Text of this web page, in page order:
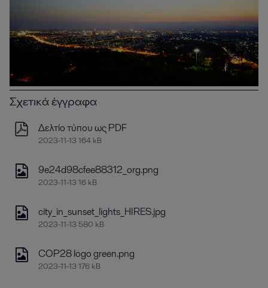
Σχετικά έγγραφα
Δελτίο τύπου ως PDF
2023-11-13 164 kB
9e24d98cfee88312_org.png
2023-11-13 16 kB
city_in_sunset_lights_HIRES.jpg
2023-11-13 580 kB
COP28 logo green.png
2023-11-13 176 kB